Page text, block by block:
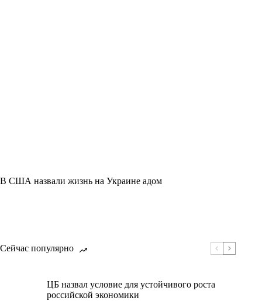
В США назвали жизнь на Украине адом
Сейчас популярно
ЦБ назвал условие для устойчивого роста
российской экономики